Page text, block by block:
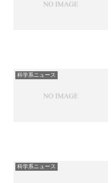
科学系ニュース
科学系ニュース